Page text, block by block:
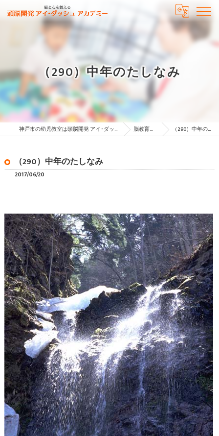
（290）中年のたしなみ
神戸市の幼児教室は頭脳開発 アイ･ダッシュ アカデミー 脳教育コラム （290）中年のたしなみ
（290）中年のたしなみ
2017/06/20